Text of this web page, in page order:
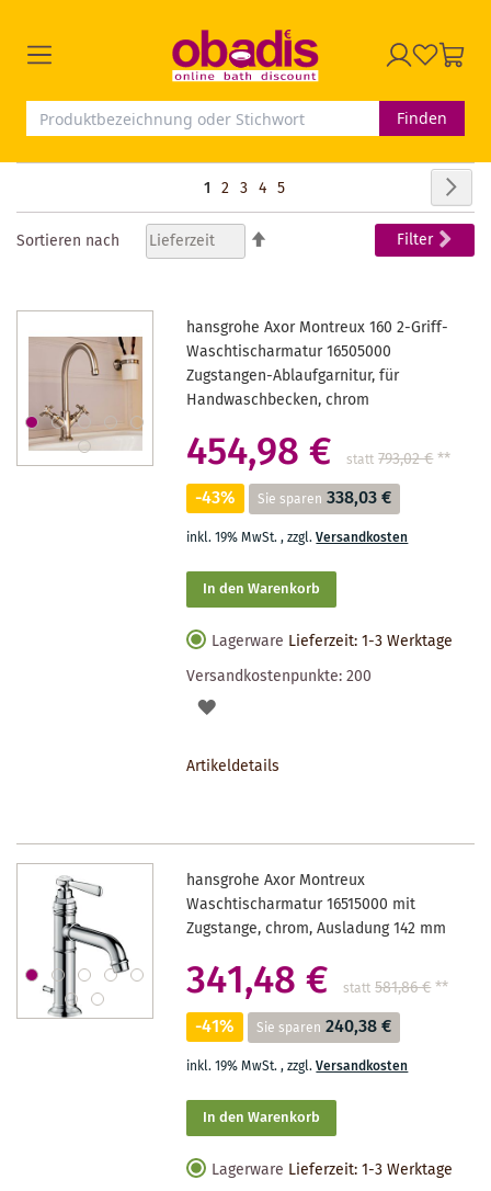
Finden
Seite
Sie
lesen
gerade
1 Seite
2 Seite
3 Seite
4 Seite
5
Sortieren nach Filter
hansgrohe Axor Montreux 160 2-Griff-
Waschtischarmatur 16505000
Zugstangen-Ablaufgarnitur, für
Handwaschbecken, chrom
454,98 € statt 793,02 €**
-43% Sie sparen 338,03 €
inkl. 19% MwSt.,zzgl.Versandkosten
In den Warenkorb
Lagerware Lieferzeit: 1-3 Werktage
Versandkostenpunkte:200
AUF
Artikeldetails
hansgrohe Axor Montreux
Waschtischarmatur 16515000 mit
Zugstange, chrom, Ausladung 142 mm
341,48 € statt 581,86 €**
-41% Sie sparen 240,38 €
inkl. 19% MwSt.,zzgl.Versandkosten
In den Warenkorb
Lagerware Lieferzeit: 1-3 Werktage